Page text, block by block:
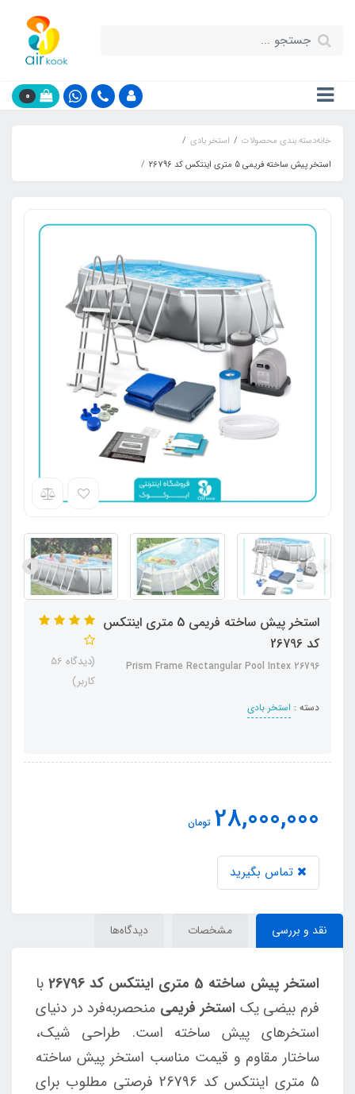
0
خانهدسته بندی محصولات
استخر بادی
استخر پیش ساخته فریمی 5 متری اینتکس کد 26796
استخر پیش ساخته فریمی 5 متری اینتکس
کد 26796
Prism Frame Rectangular Pool Intex 26796
دسته : استخر بادی
(دیدگاه 56
کاربر)
28,000,000 تومان
تماس بگیرید
نقد و بررسی مشخصات دیدگاه‌ها
استخر پیش ساخته 5 متری اینتکس کد 26796
با
فرم بیضی یک استخر فریمی منحصربه‌فرد در دنیای
استخرهای پیش ساخته است. طراحی شیک،
ساختار مقاوم و قیمت مناسب استخر پیش ساخته
5 متری اینتکس کد 26796 فرصتی مطلوب برای